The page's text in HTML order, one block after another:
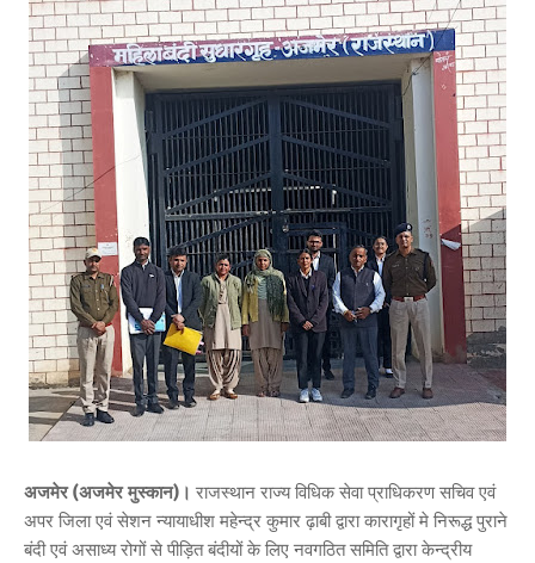
अजमेर (अजमेर मुस्कान)। राजस्थान राज्य विधिक सेवा प्राधिकरण सचिव एवं
अपर जिला एवं सेशन न्यायाधीश महेन्द्र कुमार ढ़ाबी द्वारा कारागृहों मे निरूद्ध पुराने
बंदी एवं असाध्य रोगों से पीड़ित बंदीयों के लिए नवगठित समिति द्वारा केन्द्रीय